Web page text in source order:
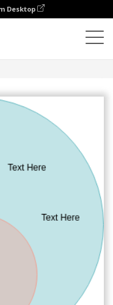
Desktop